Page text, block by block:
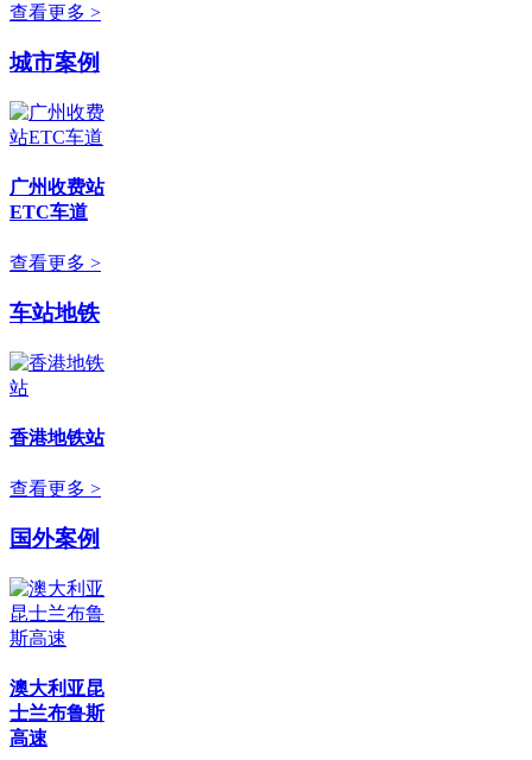
查看更多 >
城市案例
广州收费站
ETC车道
查看更多 >
车站地铁
香港地铁站
查看更多 >
国外案例
澳大利亚昆
士兰布鲁斯
高速